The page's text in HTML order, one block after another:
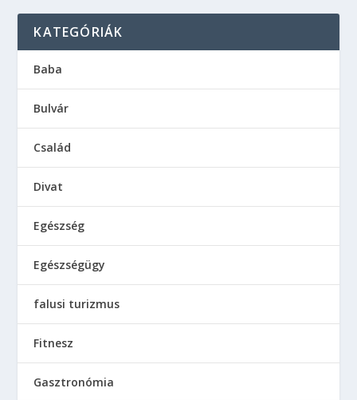
KATEGÓRIÁK
Baba
Bulvár
Család
Divat
Egészség
Egészségügy
falusi turizmus
Fitnesz
Gasztronómia